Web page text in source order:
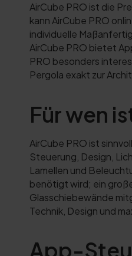
AirCube PRO ist die
kann AirCube PRO
individuelle
AirCube PRO bietet
PRO besonders
Pergola exakt zur
Für wen
AirCube PRO ist
Steuerung, Design,
Lamellen und
benötigt wird; ein
Glasschiebewände
Technik, Design und
App-